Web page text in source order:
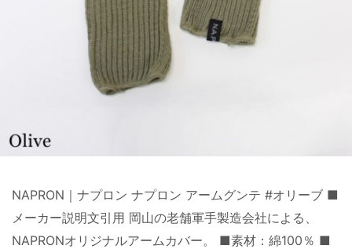
NAPRON｜ナプロン ナプロン アームグンテ #オリーブ ■
メーカー説明文引用 岡山の老舗軍手製造会社による、
NAPRONオリジナルアームカバー。 ■素材：綿100％ ■